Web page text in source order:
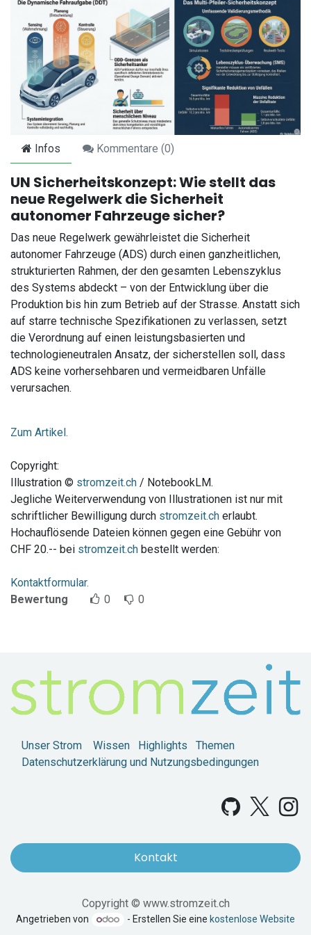
Infos Kommentare (0)
UN Sicherheitskonzept: Wie stellt das
neue Regelwerk die Sicherheit
autonomer Fahrzeuge sicher?
Das neue Regelwerk gewährleistet die Sicherheit
autonomer Fahrzeuge (ADS) durch einen ganzheitlichen,
strukturierten Rahmen, der den gesamten Lebenszyklus
des Systems abdeckt – von der Entwicklung über die
Produktion bis hin zum Betrieb auf der Strasse. Anstatt sich
auf starre technische Spezifikationen zu verlassen, setzt
die Verordnung auf einen leistungsbasierten und
technologieneutralen Ansatz, der sicherstellen soll, dass
ADS keine vorhersehbaren und vermeidbaren Unfälle
verursachen.
Zum Artikel.
Copyright:
Illustration © stromzeit.ch / NotebookLM.
Jegliche Weiterverwendung von Illustrationen ist nur mit
schriftlicher Bewilligung durch stromzeit.ch erlaubt.
Hochauflösende Dateien können gegen eine Gebühr von
CHF 20.-- bei stromzeit.ch bestellt werden:
Kontaktformular.
Bewertung
0 0
Unser Strom Wissen Highlights
Themen
Datenschutzerklärung und Nutzungsbedingungen
Kontakt
Copyright © www.stromzeit.ch
Angetrieben von - Erstellen Sie eine kostenlose Website